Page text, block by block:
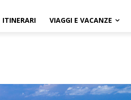
ITINERARI VIAGGI E VACANZE